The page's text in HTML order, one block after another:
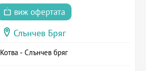
виж офертата
Слънчев Бряг
Котва - Слънчев бряг